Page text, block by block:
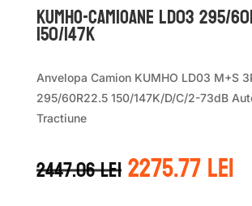
KUMHO-CAMIOANE LD03 295/
150/147K
Anvelopa Camion KUMHO LD03 M+S
295/60R22.5 150/147K/D/C/2-73dB
Tractiune
2447.06leiPrețul
inițial
2275.77lei